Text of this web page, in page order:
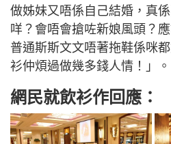
做姊妹又唔係自己結婚，真
咩？會唔會搶咗新娘風頭？
普通斯斯文文唔著拖鞋係咪
衫仲煩過做幾多錢人情！」。
網民就飲衫作回應：